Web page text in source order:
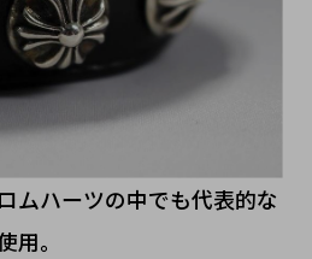
ムハーツの中でも代表的な
用。